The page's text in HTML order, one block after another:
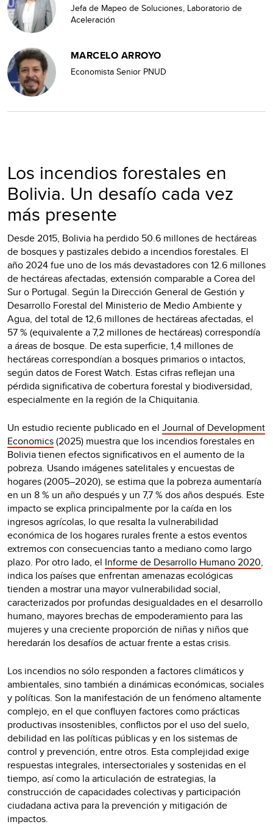
Jefa de Mapeo de Soluciones, Laboratorio de
Aceleración
MARCELO ARROYO
Economista Senior PNUD
Los incendios forestales en
Bolivia. Un desafío cada vez
más presente
Desde 2015, Bolivia ha perdido 50.6 millones de hectáreas
de bosques y pastizales debido a incendios forestales. El
año 2024 fue uno de los más devastadores con 12.6 millones
de hectáreas afectadas, extensión comparable a Corea del
Sur o Portugal. Según la Dirección General de Gestión y
Desarrollo Forestal del Ministerio de Medio Ambiente y
Agua, del total de 12,6 millones de hectáreas afectadas, el
57 % (equivalente a 7,2 millones de hectáreas) correspondía
a áreas de bosque. De esta superficie, 1,4 millones de
hectáreas correspondían a bosques primarios o intactos,
según datos de Forest Watch. Estas cifras reflejan una
pérdida significativa de cobertura forestal y biodiversidad,
especialmente en la región de la Chiquitania.
Un estudio reciente publicado en el Journal of Development
Economics(2025) muestra que los incendios forestales en
Bolivia tienen efectos significativos en el aumento de la
pobreza. Usando imágenes satelitales y encuestas de
hogares (2005–2020), se estima que la pobreza aumentaría
en un 8 % un año después y un 7,7 % dos años después. Este
impacto se explica principalmente por la caída en los
ingresos agrícolas, lo que resalta la vulnerabilidad
económica de los hogares rurales frente a estos eventos
extremos con consecuencias tanto a mediano como largo
plazo. Por otro lado, el Informe de Desarrollo Humano 2020,
indica los países que enfrentan amenazas ecológicas
tienden a mostrar una mayor vulnerabilidad social,
caracterizados por profundas desigualdades en el desarrollo
humano, mayores brechas de empoderamiento para las
mujeres y una creciente proporción de niñas y niños que
heredarán los desafíos de actuar frente a estas crisis.
Los incendios no sólo responden a factores climáticos y
ambientales, sino también a dinámicas económicas, sociales
y políticas. Son la manifestación de un fenómeno altamente
complejo, en el que confluyen factores como prácticas
productivas insostenibles, conflictos por el uso del suelo,
debilidad en las políticas públicas y en los sistemas de
control y prevención, entre otros. Esta complejidad exige
respuestas integrales, intersectoriales y sostenidas en el
tiempo, así como la articulación de estrategias, la
construcción de capacidades colectivas y participación
ciudadana activa para la prevención y mitigación de
impactos.